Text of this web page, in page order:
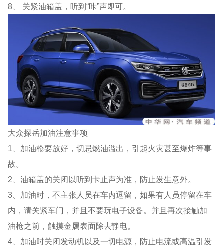
8、 关紧油箱盖，听到“咔”声即可。
大众探岳加油注意事项
1、加油枪要放好，切忌燃油溢出，引起火灾甚至爆炸等事
故。
2、油箱盖的关闭以听到卡止声为准，防止发生意外。
3、加油时，不主张人员在车内逗留，如果有人员停留在车
内，请关紧车门，并且不要玩电子设备。并且再次接触加
油枪之前，触摸金属表面除去静电。
4、加油时关闭发动机以及一切电源，防止电流或高温引发